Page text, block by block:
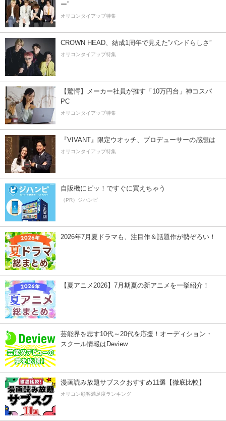
ー”
オリコンタイアップ特集
CROWN HEAD、結成1周年で見えた”バンドらしさ”
オリコンタイアップ特集
【驚愕】メーカー社員が推す「10万円台」神コスパ
PC
オリコンタイアップ特集
『VIVANT』限定ウオッチ、プロデューサーの感想は
オリコンタイアップ特集
自販機にピッ！ですぐに買えちゃう
（PR）ジハンピ
2026年7月夏ドラマも、注目作＆話題作が勢ぞろい！
【夏アニメ2026】7月期夏の新アニメを一挙紹介！
芸能界を志す10代～20代を応援！オーディション・
スクール情報はDeview
漫画読み放題サブスクおすすめ11選【徹底比較】
オリコン顧客満足度ランキング